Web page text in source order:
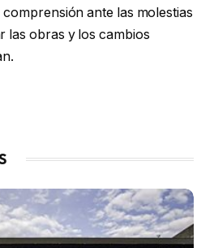
ante las molestias
las obras y los cambios